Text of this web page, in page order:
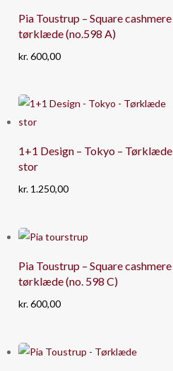
Pia Toustrup – Square cashmere
tørklæde (no.598 A)
kr.600,00
1+1 Design – Tokyo – Tørklæde
stor
kr. 1.250,00
Pia Toustrup – Square cashmere
tørklæde (no. 598 C)
kr.600,00